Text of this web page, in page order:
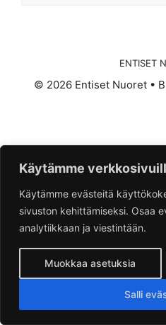
Käytämme
Käytämme evästeitä
sivuston kehittämiseksi. Osaa
analytiikkaan ja viestintään.
Muokkaa asetuksia
Salli
ENTISET
© 2026 Entiset Nuoret•